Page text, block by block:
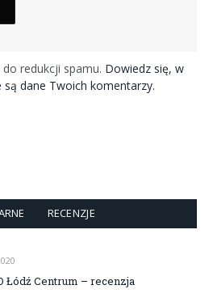
redukcji spamu. Dowiedz się, w
dane Twoich komentarzy.
RECENZJE
Łódź Centrum – recenzja